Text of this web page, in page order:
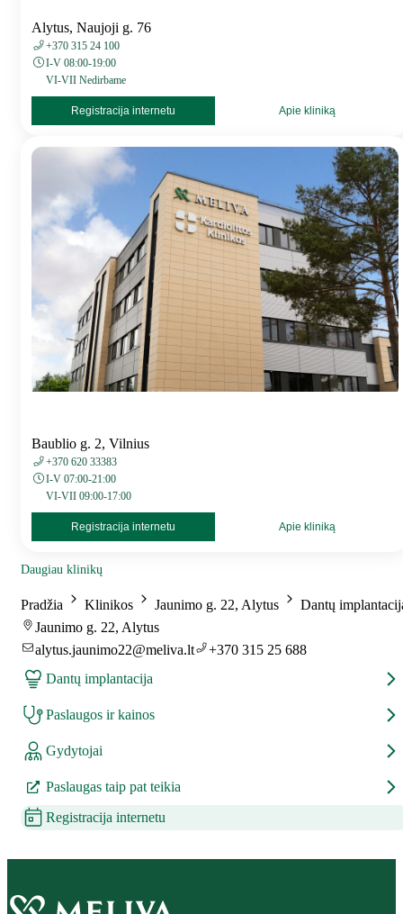
Alytus, Naujoji g. 76
+370 315 24 100
I-V 08:00-19:00
VI-VII Nedirbame
Registracija internetu Apie kliniką
Baublio g. 2, Vilnius
+370 620 33383
I-V 07:00-21:00
VI-VII 09:00-17:00
Registracija internetu Apie kliniką
Daugiau klinikų
Pradžia Klinikos Jaunimo g. 22, Alytus
Dantų
Jaunimo g. 22, Alytus
alytus.jaunimo22@meliva.lt
+370 315 25 688
Dantų implantacija
Paslaugos ir kainos
Gydytojai
Paslaugas taip pat teikia
Registracija internetu